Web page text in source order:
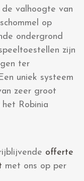
valhoogte van
op
ondergrond
zijn
ter
uniek systeem
zeer groot
Robinia
offerte
met ons op per